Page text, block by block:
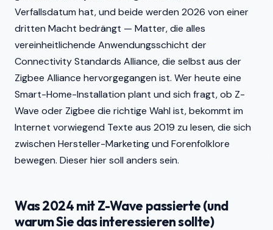
Verfallsdatum hat, und beide werden 2026 von einer
dritten Macht bedrängt — Matter, die alles
vereinheitlichende Anwendungsschicht der
Connectivity Standards Alliance, die selbst aus der
Zigbee Alliance hervorgegangen ist. Wer heute eine
Smart-Home-Installation plant und sich fragt, ob Z-
Wave oder Zigbee die richtige Wahl ist, bekommt im
Internet vorwiegend Texte aus 2019 zu lesen, die sich
zwischen Hersteller-Marketing und Forenfolklore
bewegen. Dieser hier soll anders sein.
Was 2024 mit Z-Wave passierte (und
warum Sie das interessieren sollte)